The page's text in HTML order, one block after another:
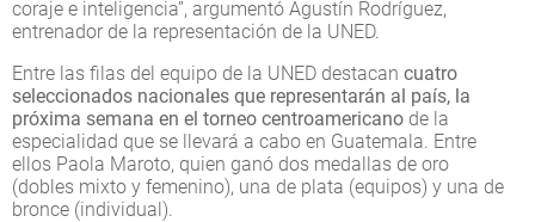
coraje e inteligencia”, argumentó Agustín Rodríguez,
entrenador de la representación de la UNED.
Entre las filas del equipo de la UNED destacan cuatro
seleccionados nacionales que representarán al país, la
próxima semana en el torneo centroamericano de la
especialidad que se llevará a cabo en Guatemala. Entre
ellos Paola Maroto, quien ganó dos medallas de oro
(dobles mixto y femenino), una de plata (equipos) y una de
bronce (individual).